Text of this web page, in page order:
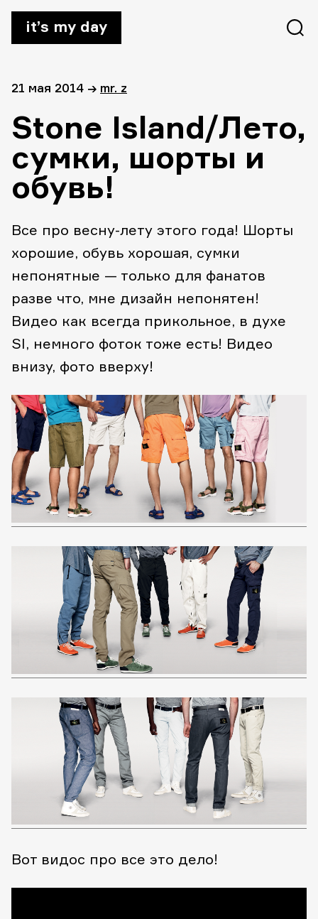
it’s my day
21 мая 2014 → mr. z
Stone Island/Лето,
сумки, шорты и
обувь!
Все про весну-лету этого года! Шорты
хорошие, обувь хорошая, сумки
непонятные — только для фанатов
разве что, мне дизайн непонятен!
Видео как всегда прикольное, в духе
SI, немного фоток тоже есть! Видео
внизу, фото вверху!
Вот видос про все это дело!